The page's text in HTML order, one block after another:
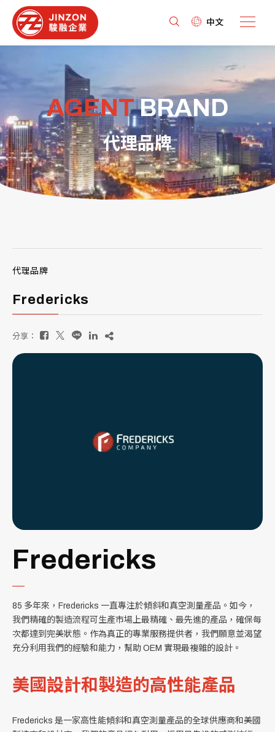
中文
AGENTBRAND
代理品牌
代理品牌
Fredericks
分享：
Fredericks
85 多年來，Fredericks 一直專注於傾斜和真空測量產品。如今，
我們精確的製造流程可生產市場上最精確、最先進的產品，確保每
次都達到完美狀態。作為真正的專業服務提供者，我們願意並渴望
充分利用我們的經驗和能力，幫助 OEM 實現最複雜的設計。
美國設計和製造的高性能產品
Fredericks 是一家高性能傾斜和真空測量產品的全球供應商和美國